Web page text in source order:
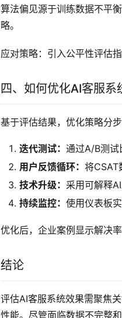
算法偏见源于训练数据不平
略。
应对策略：引入公平性评估
四、如何优化AI客服系
基于评估结果，优化策略分步
迭代测试：通过A/B测试
用户反馈循环：将CSAT
技术升级： 采用可解释
持续监控：使用仪表板
优化后，企业案例显示解决
结论
评估AI客服系统效果需聚焦
性能。尽管面临数据不完整